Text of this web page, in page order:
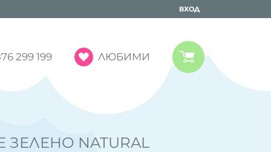
ВХОД
299 199 ЛЮБИМИ
NATURAL